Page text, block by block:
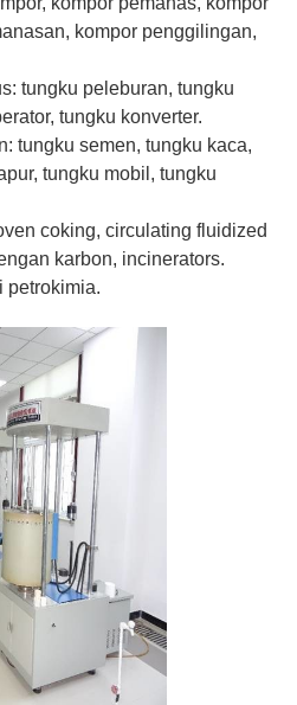
kompor penggilingan,
tungku peleburan, tungku
tungku konverter.
tungku semen, tungku kaca,
tungku mobil, tungku
coking, circulating fluidized
karbon, incinerators.
petrokimia.